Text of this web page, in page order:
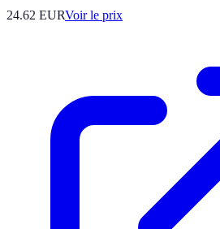
24.62 EURVoir le prix